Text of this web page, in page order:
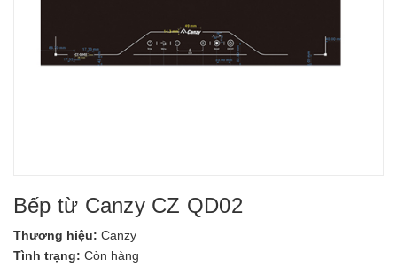
Bếp từ Canzy CZ QD02
Thương hiệu: Canzy
Tình trạng: Còn hàng